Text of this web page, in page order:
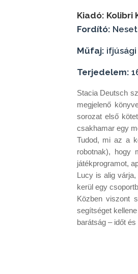
Kiadó: Kolibri
Fordító:
Műfaj: ifjúsági
Terjedelem:
Stacia ​Deutsch
megjelenő
sorozat első
csakhamar egy
Tudod, mi az a
robotnak), hogy
játékprogramot,
Lucy is alig
kerül egy
Közben viszont
segítséget
barátság – időt